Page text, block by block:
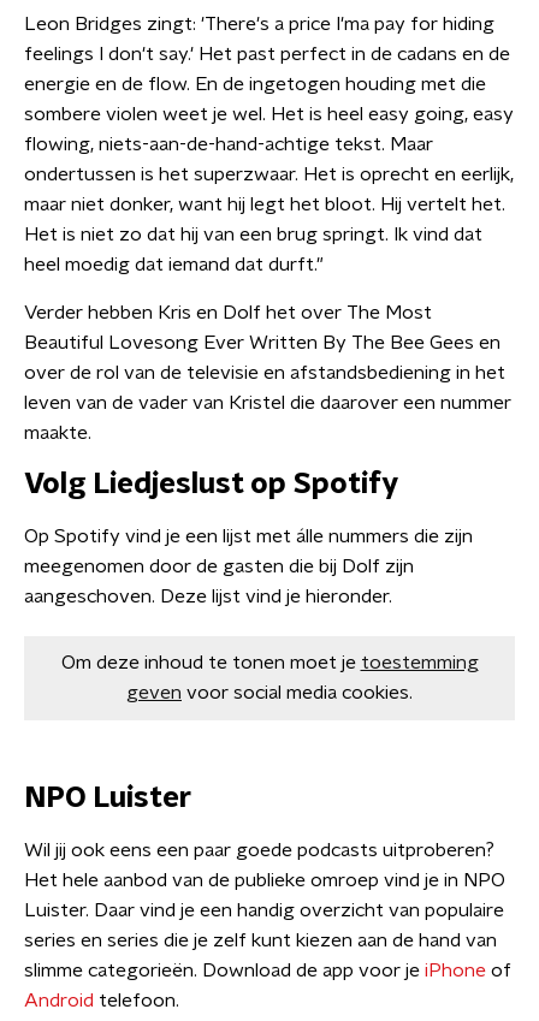
Leon Bridges zingt: 'There's a price I'ma pay for hiding
feelings I don't say.' Het past perfect in de cadans en de
energie en de flow. En de ingetogen houding met die
sombere violen weet je wel. Het is heel easy going, easy
flowing, niets-aan-de-hand-achtige tekst. Maar
ondertussen is het superzwaar. Het is oprecht en eerlijk,
maar niet donker, want hij legt het bloot. Hij vertelt het.
Het is niet zo dat hij van een brug springt. Ik vind dat
heel moedig dat iemand dat durft."
Verder hebben Kris en Dolf het over The Most
Beautiful Lovesong Ever Written By The Bee Gees en
over de rol van de televisie en afstandsbediening in het
leven van de vader van Kristel die daarover een nummer
maakte.
Volg Liedjeslust op Spotify
Op Spotify vind je een lijst met álle nummers die zijn
meegenomen door de gasten die bij Dolf zijn
aangeschoven. Deze lijst vind je hieronder.
Om deze inhoud te tonen moet je toestemming
geven voor social media cookies.
NPO Luister
Wil jij ook eens een paar goede podcasts uitproberen?
Het hele aanbod van de publieke omroep vind je in NPO
Luister. Daar vind je een handig overzicht van populaire
series en series die je zelf kunt kiezen aan de hand van
slimme categorieën. Download de app voor je iPhone of
Android telefoon.